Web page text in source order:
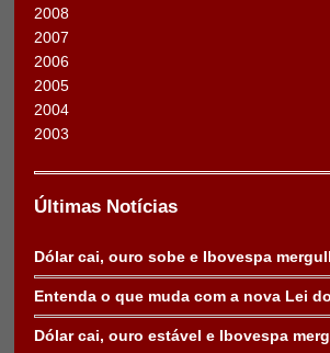
2008
2007
2006
2005
2004
2003
Últimas Notícias
Dólar cai, ouro sobe e Ibovespa
Entenda o que muda com a nova Lei
Dólar cai, ouro estável e Ibovespa